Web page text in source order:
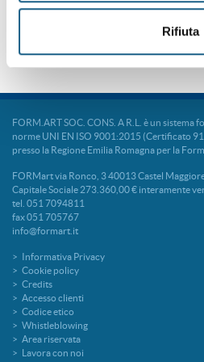
Rifiuta
FORM.ART SOC. CONS. A R.L. è un
norme UNI EN ISO 9001:2015 (Certificato
presso la Regione Emilia Romagna per la
FORMart via Ronco, 3 40013 Castel
Capitale Sociale 273.360,00 € interamente
tel. 051 7094811
fax 051 705767
info@formart.it
Informativa Privacy
Cookie policy
Credits
Accesso clienti
Codice etico
Whistleblowing
Area riservata
Lavora con noi